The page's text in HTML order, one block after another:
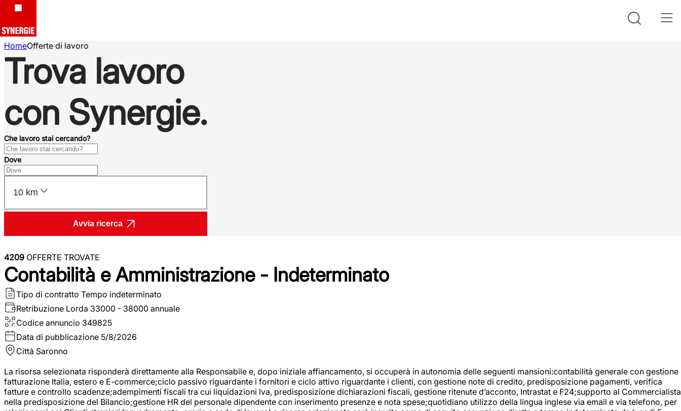
HomeOfferte di lavoro
Trova lavoro
con Synergie.
Che lavoro stai cercando?
Dove
10 km
Avvia ricerca
4209 OFFERTE TROVATE
Contabilità e Amministrazione - Indeterminato
Tipo di contratto Tempo indeterminato
Retribuzione Lorda 33000 - 38000 annuale
Codice annuncio 349825
Data di pubblicazione 5/8/2026
Città Saronno
La risorsa selezionata risponderà direttamente alla Responsabile e, dopo iniziale affiancamento, si occuperà in autonomia delle seguenti mansioni:contabilità generale con gestione
fatturazione Italia, estero e E-commerce;ciclo passivo riguardante i fornitori e ciclo attivo riguardante i clienti, con gestione note di credito, predisposizione pagamenti, verifica
fatture e controllo scadenze;adempimenti fiscali tra cui liquidazioni Iva, predisposizione dichiarazioni fiscali, gestione ritenute d’acconto, Intrastat e F24;supporto al Commercialista
nella predisposizione del Bilancio;gestione HR del personale dipendente con inserimento presenze e nota spese;quotidiano utilizzo della lingua inglese via email e via telefono, per